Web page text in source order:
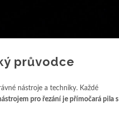
průvodce
nástroje a techniky. Každé
pro řezání je přímočará pila s